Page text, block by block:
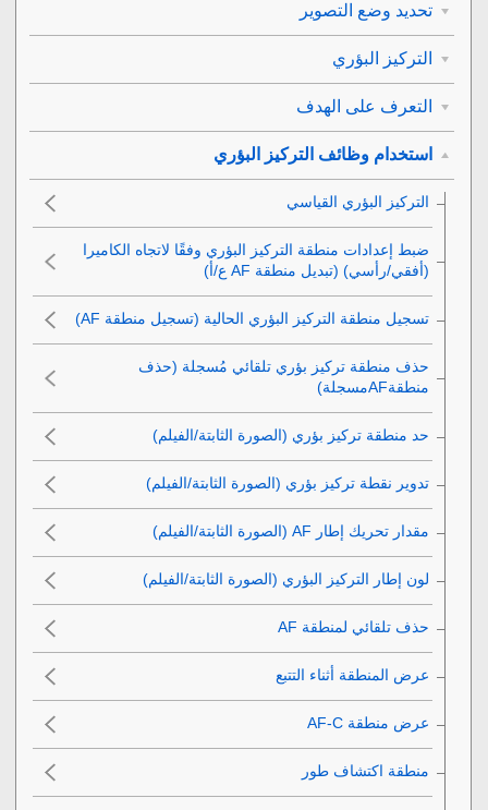
تحديد وضع التصوير
التركيز البؤري
التعرف على الهدف
استخدام وظائف التركيز البؤري
ضبط إعدادات منطقة التركيز البؤري وفقًا لاتجاه الكاميرا
(أفقي/رأسي) (تبديل منطقة AF ع/أ)
تسجيل منطقة التركيز البؤري الحالية (تسجيل منطقة AF‎‏)
حذف منطقة تركيز بؤري تلقائي مُسجلة (حذف
منطقةAFمسجلة)
حد منطقة تركيز بؤري (الصورة الثابتة/الفيلم)
تدوير نقطة تركيز بؤري (الصورة الثابتة/الفيلم)
مقدار تحريك إطار AF‎‏ (الصورة الثابتة/الفيلم)
لون إطار التركيز البؤري (الصورة الثابتة/الفيلم)
حذف تلقائي لمنطقة AF‎‏
عرض المنطقة أثناء التتبع
عرض منطقة AF-C‎‏
منطقة اكتشاف طور